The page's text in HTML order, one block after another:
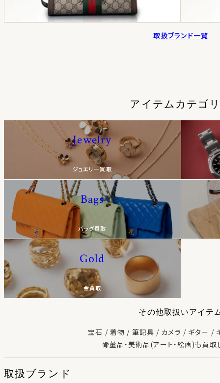
グッチ買取
取扱ブランド一覧
アイテムカテゴ
Jewelry
ジュエリー買取
Bags
バッグ買取
Gold
金買取
その他取扱いアイテ
宝石 着物 筆記具 カメラ ギター
骨董品・美術品(アート・絵画)も買取
取扱ブランド